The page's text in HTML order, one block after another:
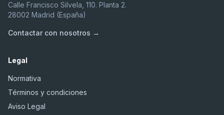
Calle Francisco Silvela, 110. Planta 2.
28002 Madrid (España)
Contactar con nosotros →
Legal
Normativa
Términos y condiciones
Aviso Legal